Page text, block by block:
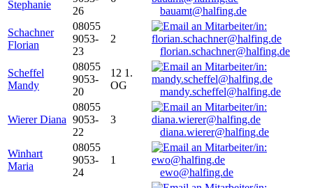
Stephanie
26
bauamt@halfing.de
Schachner
Florian
08055
9053-
23
2
florian.schachner@halfing.de
Scheffel
Mandy
08055
9053-
20
12 1.
OG
mandy.scheffel@halfing.de
Wierer Diana
08055
9053-
22
3
diana.wierer@halfing.de
Winhart
Maria
08055
9053-
24
1
ewo@halfing.de